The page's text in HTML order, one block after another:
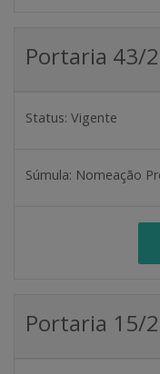
Portaria 43/
Status: Vigente
Súmula: Nomeação
Portaria 15/